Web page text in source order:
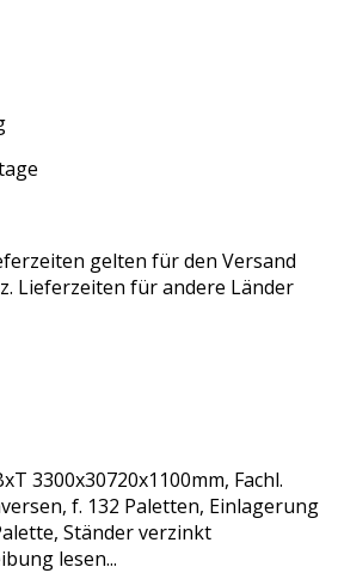
gelten für den Versand
Lieferzeiten für andere Länder
3300x30720x1100mm, Fachl.
f. 132 Paletten, Einlagerung
Ständer verzinkt
lesen...